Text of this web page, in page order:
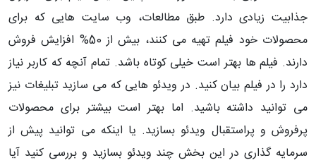
جذابیت زیادی دارد. طبق مطالعات، وب سایت هایی که برای
محصولات خود فیلم تهیه می کنند، بیش از 50% افزایش فروش
دارند. فیلم ها بهتر است خیلی کوتاه باشد. تمام آنچه که کاربر نیاز
دارد را در فیلم بیان کنید. در ویدئو هایی که می سازید تبلیغات نیز
می توانید داشته باشید. اما بهتر است بیشتر برای محصولات
پرفروش و پراستقبال ویدئو بسازید. یا اینکه می توانید پیش از
سرمایه گذاری در این بخش چند ویدئو بسازید و بررسی کنید آیا